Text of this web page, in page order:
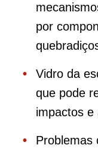
por
Vidro da
que pode
impactos e
Problemas